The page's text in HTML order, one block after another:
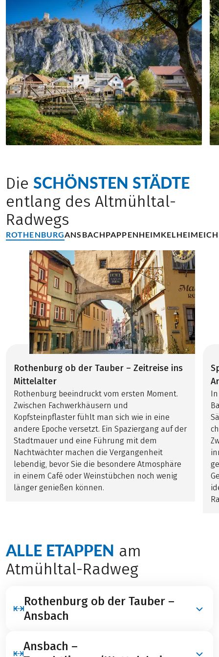
Trekkingräder, Tourenräder oder E-Bikes, während
Mountain- oder Gravelbikes nur auf wenigen
Naturabschnitten von Vorteil sind.
Selbstverständlich können Sie auch mit Ihrem
eigenen Rad unterwegs sein.
Abend (zwischen 16 und 19 Uhr) im nächsten Hotel.
So radeln Sie ganz entspannt – nur mit leichtem
Tagesgepäck.
Die SCHÖNSTEN STÄDTE
entlang des Altmühltal-
Radwegs
ROTHENBURGANSBACHPAPPENHEIMKELHEIM
Rothenburg ob der Tauber – Zeitreise ins
Mittelalter
Rothenburg beeindruckt vom ersten Moment.
Zwischen Fachwerkhäusern und
Kopfsteinpflaster fühlt man sich wie in eine
andere Epoche versetzt. Ein Spaziergang auf der
Stadtmauer und eine Führung mit dem
Nachtwächter machen die Vergangenheit
lebendig, bevor Sie die besondere Atmosphäre
in einem Café oder Weinstübchen noch wenig
länger genießen können.
ALLE ETAPPEN am
Atmühltal-Radweg
Rothenburg ob der Tauber –
Ansbach
Sie starten in Rothenburg ob der Tauber, bekannt für
Ansbach –